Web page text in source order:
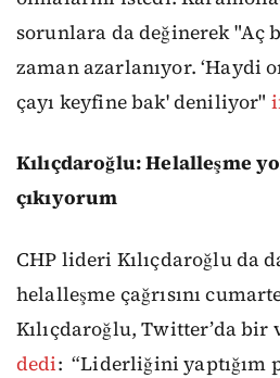
sorunlara da değinerek "Aç
zaman azarlanıyor. ‘Haydi
çayı keyfine bak' deniliyor"
Kılıçdaroğlu: Helalleşme
çıkıyorum
CHP lideri Kılıçdaroğlu da
helalleşme çağrısını
Kılıçdaroğlu, Twitter’da bir
dedi: “Liderliğini yaptığım